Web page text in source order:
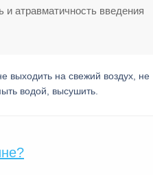
атравматичность введения
выходить на свежий воздух, не
водой, высушить.